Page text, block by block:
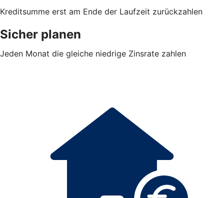
Kreditsumme erst am Ende der Laufzeit zurückzahlen
Sicher planen
Jeden Monat die gleiche niedrige Zinsrate zahlen